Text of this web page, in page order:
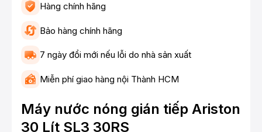
Hàng chính hãng
Bảo hàng chính hãng
7 ngày đổi mới nếu lỗi do nhà sản xuất
Miễn phí giao hàng nội Thành HCM
Máy nước nóng gián tiếp Ariston
30 Lít SL3 30RS